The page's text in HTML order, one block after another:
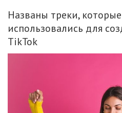
Названы треки,
использовались для
TikTok